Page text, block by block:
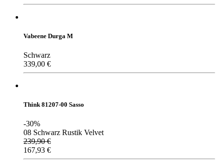
Vabeene Durga M
Schwarz
339,00 €
Think 81207-00 Sasso
-30%
08 Schwarz Rustik Velvet
239,90€
167,93 €